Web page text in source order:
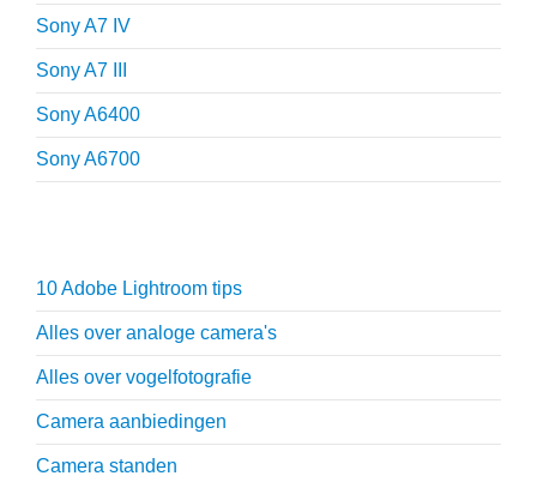
Sony A7 IV
Sony A7 III
Sony A6400
Sony A6700
10 Adobe Lightroom tips
Alles over analoge camera's
Alles over vogelfotografie
Camera aanbiedingen
Camera standen